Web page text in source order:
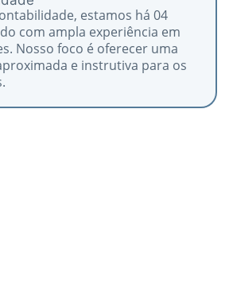
estamos há 04
com ampla experiência em
Nosso foco é oferecer uma
e instrutiva para os